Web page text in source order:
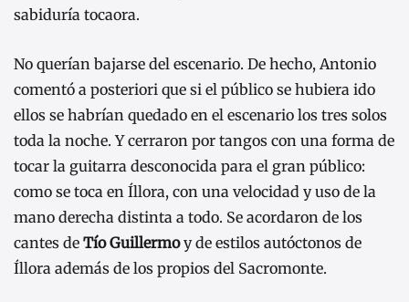
sabiduría tocaora.
No querían bajarse del escenario. De hecho, Antonio
comentó a posteriori que si el público se hubiera ido
ellos se habrían quedado en el escenario los tres solos
toda la noche. Y cerraron por tangos con una forma de
tocar la guitarra desconocida para el gran público:
como se toca en Íllora, con una velocidad y uso de la
mano derecha distinta a todo. Se acordaron de los
cantes de Tío Guillermoy de estilos autóctonos de
Íllora además de los propios del Sacromonte.